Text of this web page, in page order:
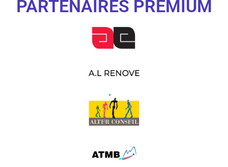
PARTENAIRES PREMIUM